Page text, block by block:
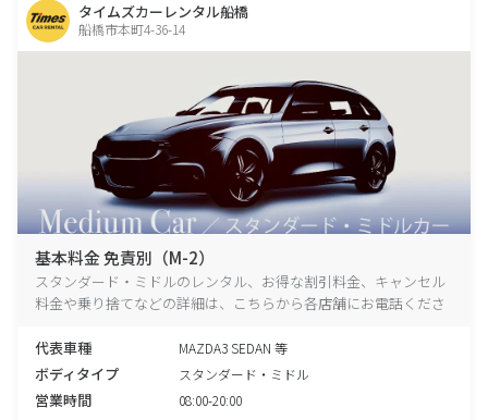
タイムズカーレンタル船橋
船橋市本町4-36-14
基本料金 免責別（M-2）
スタンダード・ミドルのレンタル、お得な割引料金、キャンセル
料金や乗り捨てなどの詳細は、こちらから各店舗にお電話くださ
代表車種
MAZDA3 SEDAN 等
ボディタイプ スタンダード・ミドル
営業時間 08:00-20:00